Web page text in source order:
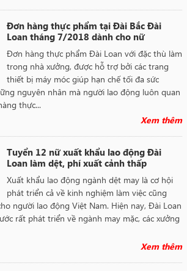
Đơn hàng thực phẩm tại Đài Bắc Đài
Loan tháng 7/2018 dành cho nữ
Đơn hàng thực phẩm Đài Loan với đặc thù làm
trong nhà xưởng, được hỗ trợ bởi các trang
thiết bị máy móc giúp hạn chế tối đa sức
nguyên nhân mà người lao động luôn quan
thực...
Xem thêm
Tuyển 12 nữ xuất khẩu lao động Đài
Loan làm dệt, phí xuất cảnh thấp
Xuất khẩu lao động ngành dệt may là cơ hội
phát triển cả về kinh nghiệm làm việc cũng
người lao động Việt Nam. Hiện nay, Đài Loan
rất phát triển về ngành may mặc, các xưởng
Xem thêm